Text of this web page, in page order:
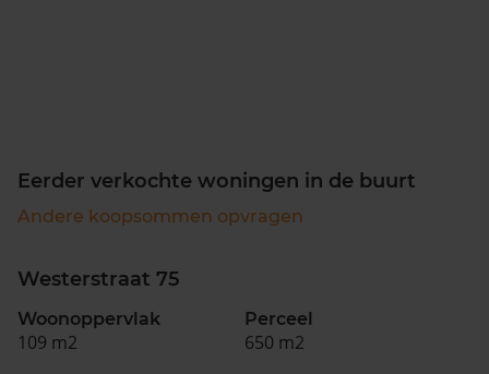
Eerder verkochte woningen in de buurt
Andere koopsommen opvragen
Westerstraat 75
Woonoppervlak
109 m2
Perceel
650 m2